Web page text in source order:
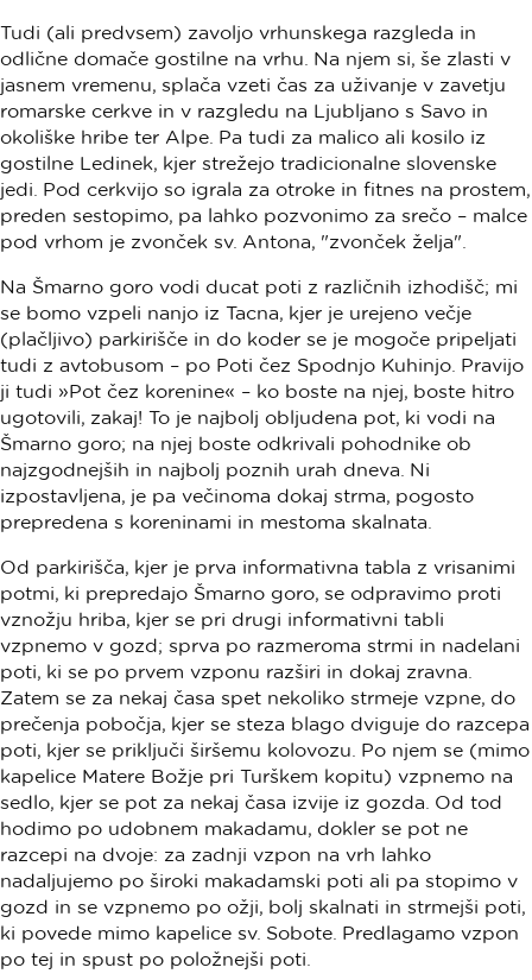
Tudi (ali predvsem) zavoljo vrhunskega razgleda in
odlične domače gostilne na vrhu. Na njem si, še zlasti v
jasnem vremenu, splača vzeti čas za uživanje v zavetju
romarske cerkve in v razgledu na Ljubljano s Savo in
okoliške hribe ter Alpe. Pa tudi za malico ali kosilo iz
gostilne Ledinek, kjer strežejo tradicionalne slovenske
jedi. Pod cerkvijo so igrala za otroke in fitnes na prostem,
preden sestopimo, pa lahko pozvonimo za srečo – malce
pod vrhom je zvonček sv. Antona, "zvonček želja".
Na Šmarno goro vodi ducat poti z različnih izhodišč; mi
se bomo vzpeli nanjo iz Tacna, kjer je urejeno večje
(plačljivo) parkirišče in do koder se je mogoče pripeljati
tudi z avtobusom – po Poti čez Spodnjo Kuhinjo. Pravijo
ji tudi »Pot čez korenine« – ko boste na njej, boste hitro
ugotovili, zakaj! To je najbolj obljudena pot, ki vodi na
Šmarno goro; na njej boste odkrivali pohodnike ob
najzgodnejših in najbolj poznih urah dneva. Ni
izpostavljena, je pa večinoma dokaj strma, pogosto
prepredena s koreninami in mestoma skalnata.
Od parkirišča, kjer je prva informativna tabla z vrisanimi
potmi, ki prepredajo Šmarno goro, se odpravimo proti
vznožju hriba, kjer se pri drugi informativni tabli
vzpnemo v gozd; sprva po razmeroma strmi in nadelani
poti, ki se po prvem vzponu razširi in dokaj zravna.
Zatem se za nekaj časa spet nekoliko strmeje vzpne, do
prečenja pobočja, kjer se steza blago dviguje do razcepa
poti, kjer se priključi širšemu kolovozu. Po njem se (mimo
kapelice Matere Božje pri Turškem kopitu) vzpnemo na
sedlo, kjer se pot za nekaj časa izvije iz gozda. Od tod
hodimo po udobnem makadamu, dokler se pot ne
razcepi na dvoje: za zadnji vzpon na vrh lahko
nadaljujemo po široki makadamski poti ali pa stopimo v
gozd in se vzpnemo po ožji, bolj skalnati in strmejši poti,
ki povede mimo kapelice sv. Sobote. Predlagamo vzpon
po tej in spust po položnejši poti.